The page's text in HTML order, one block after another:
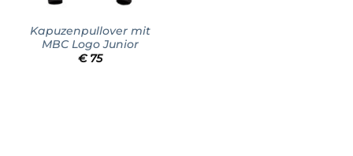
Kapuzenpullover mit
MBC Logo Junior
€75